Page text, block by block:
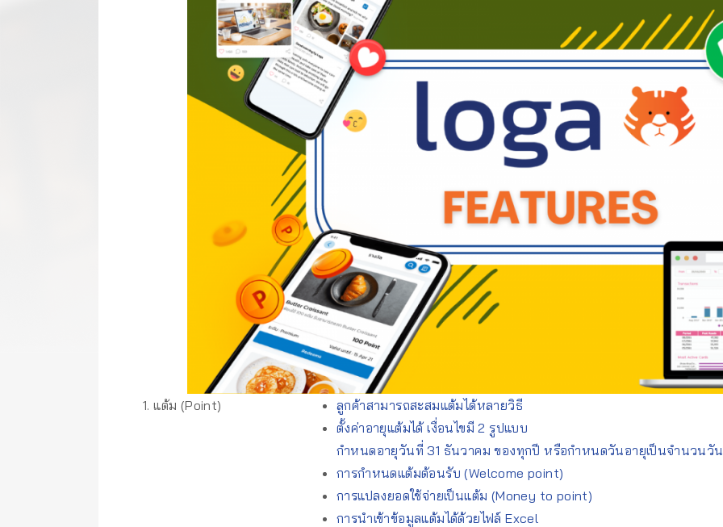
1. แต้ม (Point)
ลูกค้าสามารถสะสมแต้มได้หลายวิธี
ตั้งค่าอายุแต้มได้ เงื่อนไขมี 2 รูปแบบ
กำหนดอายุวันที่ 31 ธันวาคม ของทุกปี หรือกำหนดวันอายุเป็นจำนวนวัน
การกำหนดแต้มต้อนรับ (Welcome point)
การแปลงยอดใช้จ่ายเป็นแต้ม (Money to point)
การนำเข้าข้อมูลแต้มได้ด้วยไฟล์ Excel